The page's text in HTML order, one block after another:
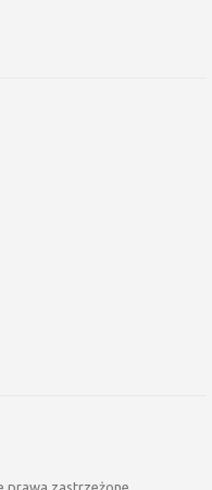
prawa zastrzeżone.